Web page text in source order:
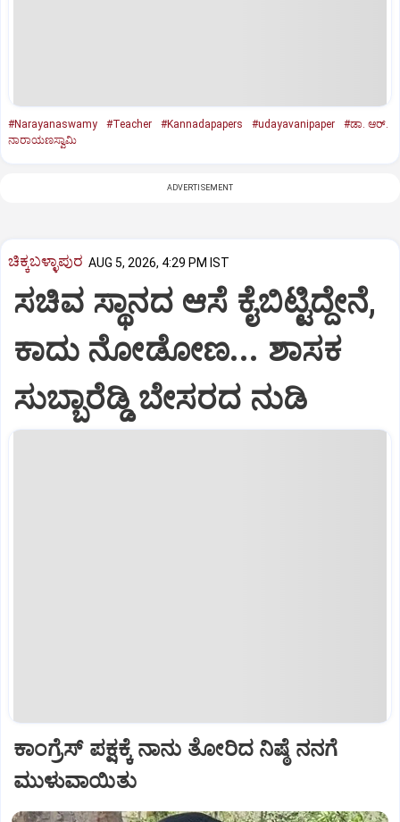
#Narayanaswamy #Teacher #Kannadapapers #udayavanipaper
#ಡಾ. ಆರ್‌.
ನಾರಾಯಣಸ್ವಾಮಿ
ADVERTISEMENT
ಚಿಕ್ಕಬಳ್ಳಾಪುರ AUG 5, 2026, 4:29 PM IST
ಸಚಿವ ಸ್ಥಾನದ ಆಸೆ ಕೈಬಿಟ್ಟಿದ್ದೇನೆ,
ಕಾದು ನೋಡೋಣ... ಶಾಸಕ
ಸುಬ್ಬಾರೆಡ್ಡಿ ಬೇಸರದ ನುಡಿ
ಕಾಂಗ್ರೆಸ್ ಪಕ್ಷಕ್ಕೆ ನಾನು ತೋರಿದ ನಿಷ್ಠೆ ನನಗೆ
ಮುಳುವಾಯಿತು